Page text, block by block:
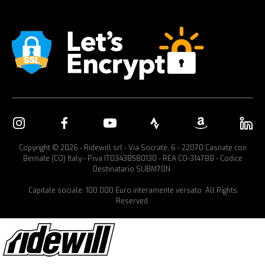
Copyright © 2026 - Ridewill srl - Via Socrate, 6 - 22070 Casnate con
Bernate (CO) Italy - P.iva IT03438580130 - REA CO-314788 - Codice
Destinatario SUBM70N.
Capitale sociale: 100.000 Euro interamente versato. All Rights
Reserved.